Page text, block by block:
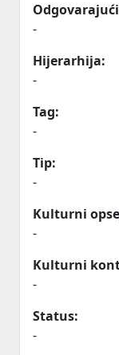
-
Hijerarhija:
-
Tag:
-
Tip:
-
Kulturni
-
Kulturni
-
Status:
-